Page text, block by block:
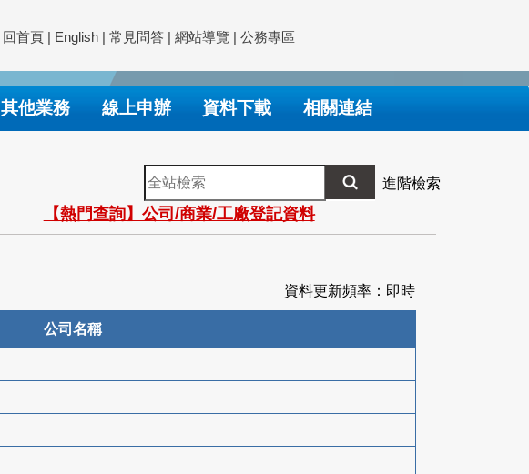
回首頁 | English | 常見問答 | 網站導覽 | 公務專區
其他業務 線上申辦 資料下載 相關連結
全
站
檢
索
進階檢索
【熱門查詢】公司/商業/工廠登記資料
資料更新頻率：即時
公司名稱